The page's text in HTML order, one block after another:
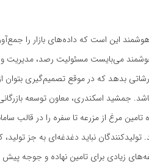
این است که داده‌های بازار را
می‌بایست مسئولیت رصد، مدیریت و
بدهد که در موقع تصمیم‌گیری بتوان
جمشید اسکندری، معاون توسعه
تامین مرغ از مزرعه تا سفره را در قالب
نباید دغدغه‌ای به جز
زیادی برای تامین نهاده و جوجه پیش